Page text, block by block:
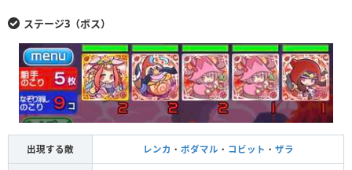
ステージ3（ボス）
出現する敵 レンカ ・ ボダマル ・ コビット ・ ザラ